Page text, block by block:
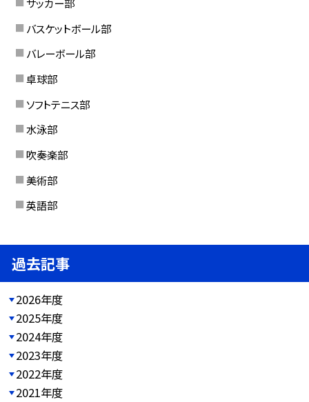
バスケットボール部
バレーボール部
卓球部
ソフトテニス部
水泳部
吹奏楽部
美術部
英語部
過去記事
2026年度
2025年度
2024年度
2023年度
2022年度
2021年度